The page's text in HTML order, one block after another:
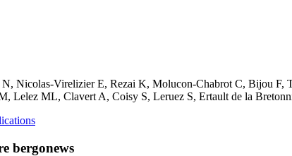
Nicolas-Virelizier E, Rezai K, Molucon-Chabrot C, Bijou
Lelez ML, Clavert A, Coisy S, Leruez S, Ertault de la
bergonews